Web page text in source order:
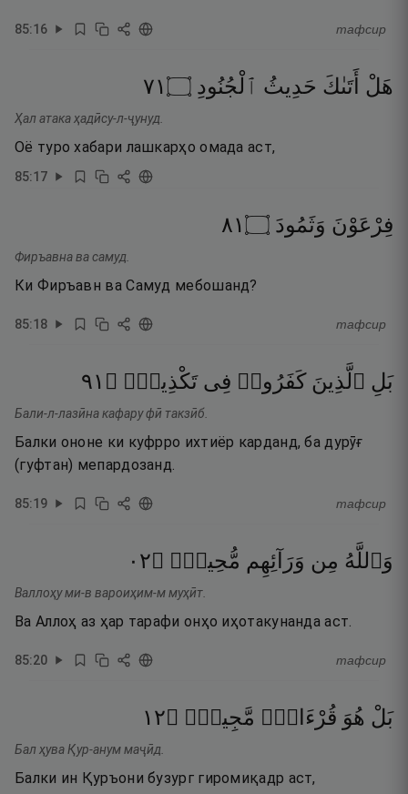
85:16 тафсир
هَلْ أَتَىٰكَ حَدِيثُ ٱلْجُنُودِ ۝١٧
Ҳал атака ҳадӣсу-л-ҷунуд.
Оё туро хабари лашкарҳо омада аст,
85:17
فِرْعَوْنَ وَثَمُودَ ۝١٨
Фиръавна ва самуд.
Ки Фиръавн ва Самуд мебошанд?
85:18 тафсир
بَلِ ٱلَّذِينَ كَفَرُوا۟ فِى تَكْذِيبٍۢ ۝ ١٩
Бали-л-лазӣна кафару фӣ такзӣб.
Балки ононе ки куфрро ихтиёр карданд, ба дурӯғ
(гуфтан) мепардозанд.
85:19 тафсир
وَٱللَّهُ مِن وَرَآئِهِم مُّحِيطٌۢ ۝٢٠
Валлоҳу ми-в вароиҳим-м муҳӣт.
Ва Аллоҳ аз ҳар тарафи онҳо иҳотакунанда аст.
85:20 тафсир
بَلْ هُوَ قُرْءَانٌۭ مَّجِيدٌۭ ۝٢١
Бал ҳува Қур-анум маҷӣд.
Балки ин Қуръони бузург гиромиқадр аст,